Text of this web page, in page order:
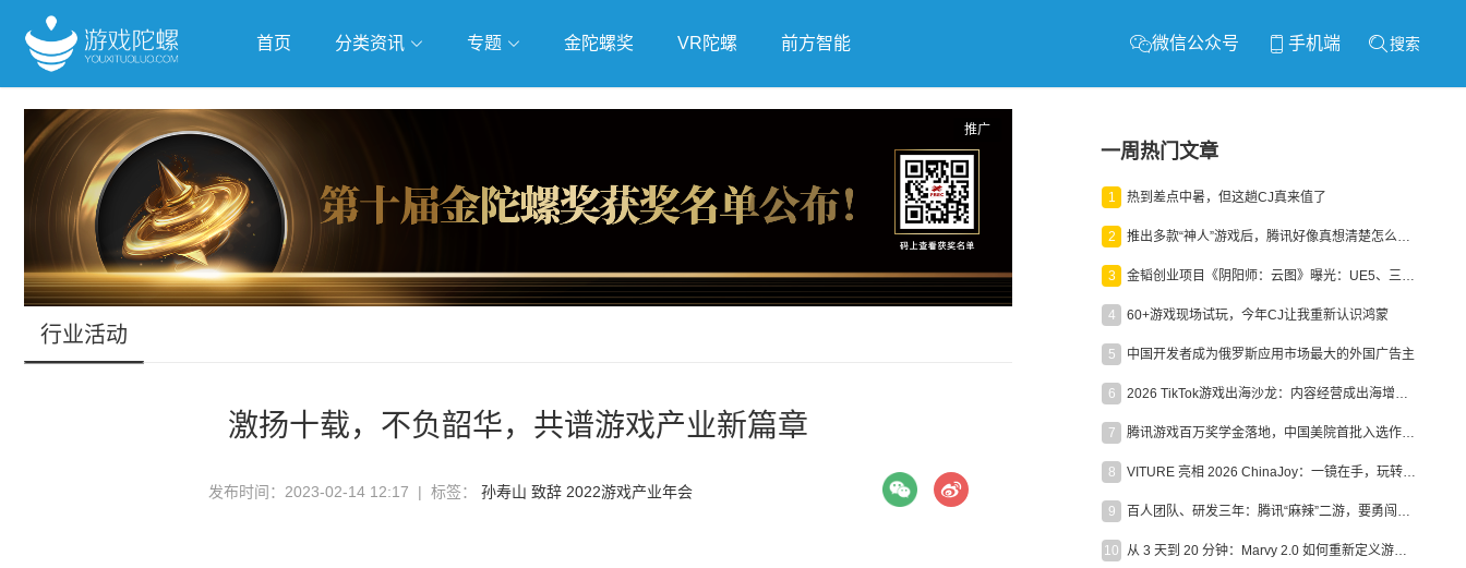
首页 分类资讯 专题
抢滩全球 人工智能 武侠游戏 独立游戏 云游戏
跨界Talk
金陀螺奖 VR陀螺 前方智能 微信公众号 手机端 搜索
推广
行业活动
激扬十载，不负韶华，共谱游戏产业新篇章
发布时间：2023-02-14 12:17 | 标签： 孙寿山 致辞 2022游戏产业年会
一周热门文章
1 热到差点中暑，但这趟CJ真来值了
2 推出多款“神人”游戏后，腾讯好像真想清楚怎么做二次元了
3 金韬创业项目《阴阳师：云图》曝光：UE5、三端互通、ARPG
4 60+游戏现场试玩，今年CJ让我重新认识鸿蒙
5 中国开发者成为俄罗斯应用市场最大的外国广告主
6 2026 TikTok游戏出海沙龙：内容经营成出海增长新引擎
7 腾讯游戏百万奖学金落地，中国美院首批入选作品获业内关注
8 VITURE 亮相 2026 ChinaJoy：一镜在手，玩转全场！
9 百人团队、研发三年：腾讯“麻辣”二游，要勇闯男性恋爱市场
10 从 3 天到 20 分钟：Marvy 2.0 如何重新定义游戏出海营销效率？